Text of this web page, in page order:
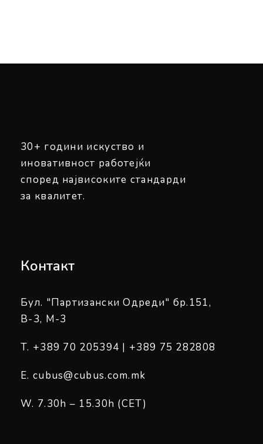
30+ години искуство и
иновативност работејќи
според највисоките стандарди
за квалитет.
Контакт
Бул. "Партизански Одреди" бр.151,
B-3, M-3
T. +389 70 205394 | +389 75 282808
E. cubus@cubus.com.mk
W. 7.30h – 15.30h (CET)